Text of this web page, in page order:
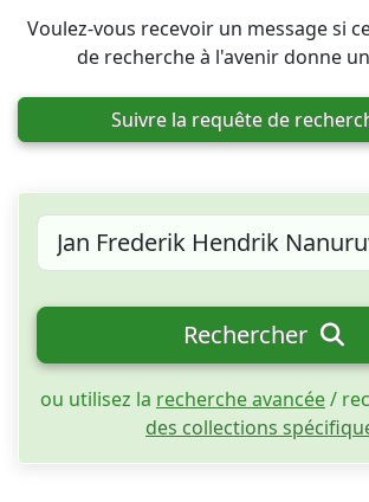
Voulez-vous recevoir un message si
de recherche à l'avenir donne
Suivre la requête de
Rechercher
ou utilisez la recherche avancée/
des collections